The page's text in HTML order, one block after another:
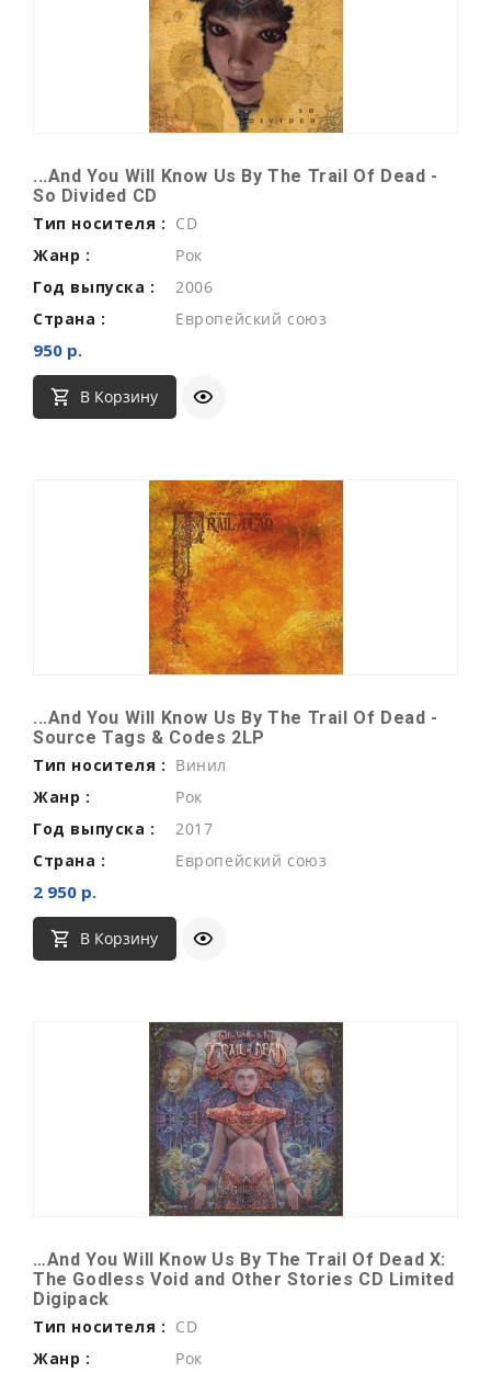
...And You Will Know Us By The Trail Of Dead -
So Divided CD
Тип носителя : CD
Жанр :
Рок
Год выпуска :
2006
Страна :
Европейский союз
950 р.
В Корзину
...And You Will Know Us By The Trail Of Dead -
Source Tags & Codes 2LP
Тип носителя : Винил
Жанр :
Рок
Год выпуска :
2017
Страна :
Европейский союз
2 950 р.
В Корзину
…And You Will Know Us By The Trail Of Dead X:
The Godless Void and Other Stories CD Limited
Digipack
Тип носителя : CD
Жанр :
Рок